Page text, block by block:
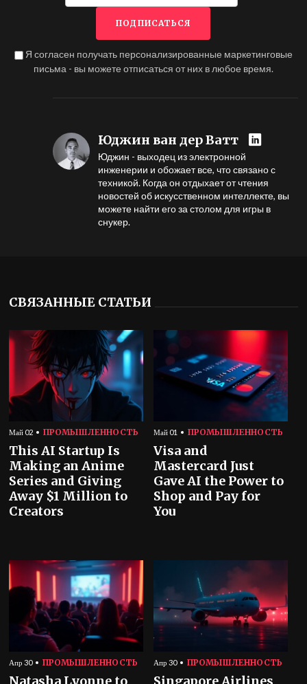
Я согласен получать персонализированные маркетинговые
письма - вы можете отписаться от них в любое время.
Юджин ван дер Ватт
Юджин - выходец из электронной
инженерии и обожает все, что связано с
техникой. Когда он отдыхает от чтения
новостей об искусственном интеллекте, вы
можете найти его за столом для игры в
снукер.
СВЯЗАННЫЕ СТАТЬИ
Май 02 ПРОМЫШЛЕННОСТЬ
This AI Startup Is
Making an Anime
Series and Giving
Away $1 Million to
Creators
Май 01 ПРОМЫШЛЕННОСТЬ
Visa and
Mastercard Just
Gave AI the Power to
Shop and Pay for
You
Апр 30 ПРОМЫШЛЕННОСТЬ Апр 30 ПРОМЫШЛЕННОСТЬ